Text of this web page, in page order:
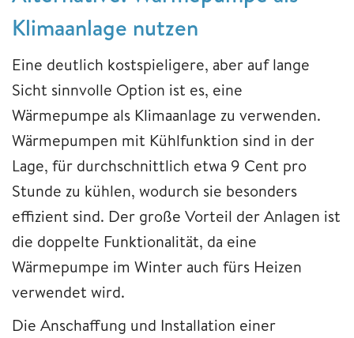
Klimaanlage nutzen
Eine deutlich kostspieligere, aber auf lange
Sicht sinnvolle Option ist es, eine
Wärmepumpe als Klimaanlage zu verwenden.
Wärmepumpen mit Kühlfunktion sind in der
Lage, für durchschnittlich etwa 9 Cent pro
Stunde zu kühlen, wodurch sie besonders
effizient sind. Der große Vorteil der Anlagen ist
die doppelte Funktionalität, da eine
Wärmepumpe im Winter auch fürs Heizen
verwendet wird.
Die Anschaffung und Installation einer